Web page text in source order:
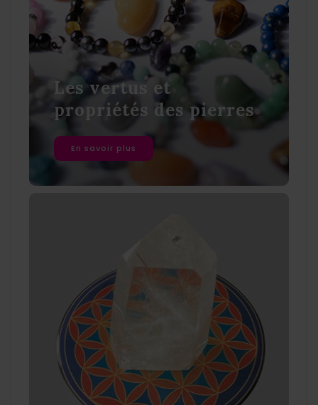
Les vertus et
propriétés des pierres
En savoir plus